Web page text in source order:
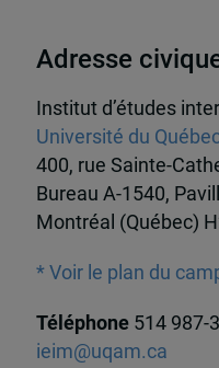
Adresse
Institut d’études
Université du
400, rue Sainte-
Bureau A-1540,
Montréal (Québec)
* Voir le plan du
Téléphone 514 987-
ieim@uqam.ca